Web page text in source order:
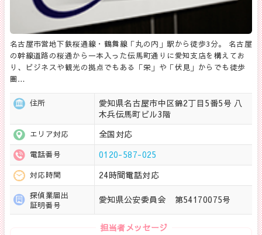
名古屋市営地下鉄桜通線・鶴舞線「丸の内」駅から徒歩3分。 名古屋
の幹線道路の桜通から一本入った伝馬町通りに愛知支店を構えてお
り、ビジネスや観光の拠点でもある「栄」や「伏見」からでも徒歩
圏…
住所
愛知県名古屋市中区錦2丁目5番5号 八
木兵伝馬町ビル3階
エリア対応 全国対応
電話番号 0120-587-025
対応時間 24時間電話対応
探偵業届出
証明番号
愛知県公安委員会 第54170075号
担当者メッセージ